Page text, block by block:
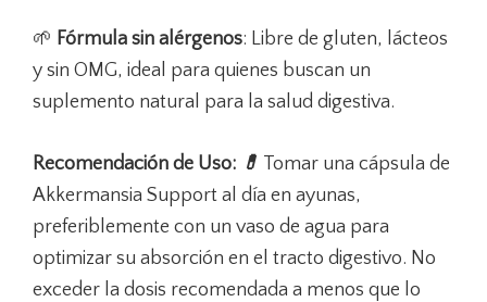
🌱 Fórmula sin alérgenos: Libre de gluten, lácteos
y sin OMG, ideal para quienes buscan un
suplemento natural para la salud digestiva.
Recomendación de Uso: 💊 Tomar una cápsula de
Akkermansia Support al día en ayunas,
preferiblemente con un vaso de agua para
optimizar su absorción en el tracto digestivo. No
exceder la dosis recomendada a menos que lo